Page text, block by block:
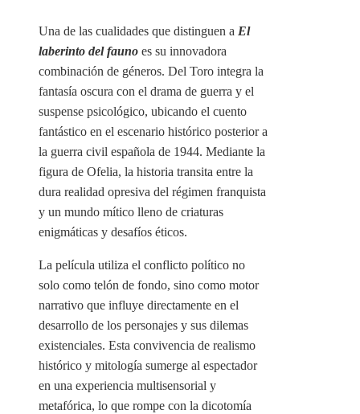
Una de las cualidades que distinguen a El
laberinto del fauno es su innovadora
combinación de géneros. Del Toro integra la
fantasía oscura con el drama de guerra y el
suspense psicológico, ubicando el cuento
fantástico en el escenario histórico posterior a
la guerra civil española de 1944. Mediante la
figura de Ofelia, la historia transita entre la
dura realidad opresiva del régimen franquista
y un mundo mítico lleno de criaturas
enigmáticas y desafíos éticos.
La película utiliza el conflicto político no
solo como telón de fondo, sino como motor
narrativo que influye directamente en el
desarrollo de los personajes y sus dilemas
existenciales. Esta convivencia de realismo
histórico y mitología sumerge al espectador
en una experiencia multisensorial y
metafórica, lo que rompe con la dicotomía